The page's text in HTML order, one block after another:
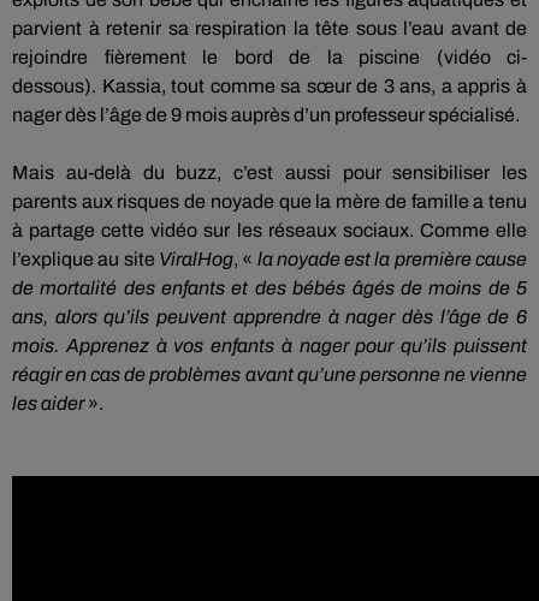
parvient à retenir sa respiration la tête sous l’eau avant de
rejoindre fièrement le bord de la piscine (vidéo ci-
dessous). Kassia, tout comme sa sœur de 3 ans, a appris à
nager dès l’âge de 9 mois auprès d’un professeur spécialisé.
Mais au-delà du buzz, c’est aussi pour sensibiliser les
parents aux risques de noyade que la mère de famille a tenu
à partage cette vidéo sur les réseaux sociaux. Comme elle
l’explique au site ViralHog, « la noyade est la première cause
de mortalité des enfants et des bébés âgés de moins de 5
ans, alors qu’ils peuvent apprendre à nager dès l’âge de 6
mois. Apprenez à vos enfants à nager pour qu’ils puissent
réagir en cas de problèmes avant qu’une personne ne vienne
les aider».